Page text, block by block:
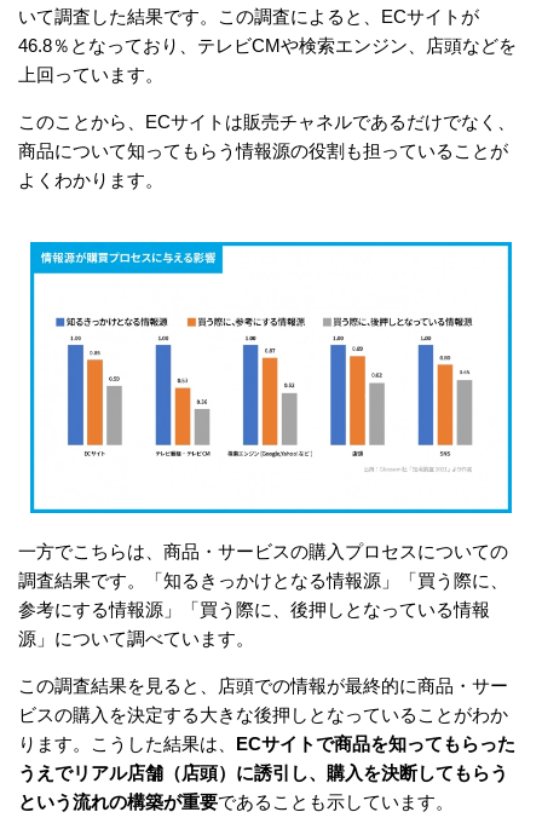
いて調査した結果です。この調査によると、ECサイトが
46.8％となっており、テレビCMや検索エンジン、店頭などを
上回っています。
このことから、ECサイトは販売チャネルであるだけでなく、
商品について知ってもらう情報源の役割も担っていることが
よくわかります。
一方でこちらは、商品・サービスの購入プロセスについての
調査結果です。「知るきっかけとなる情報源」「買う際に、
参考にする情報源」「買う際に、後押しとなっている情報
源」について調べています。
この調査結果を見ると、店頭での情報が最終的に商品・サー
ビスの購入を決定する大きな後押しとなっていることがわか
ります。こうした結果は、 ECサイトで商品を知ってもらった
うえでリアル店舗（店頭）に誘引し、購入を決断してもらう
という流れの構築が重要であることも示しています。